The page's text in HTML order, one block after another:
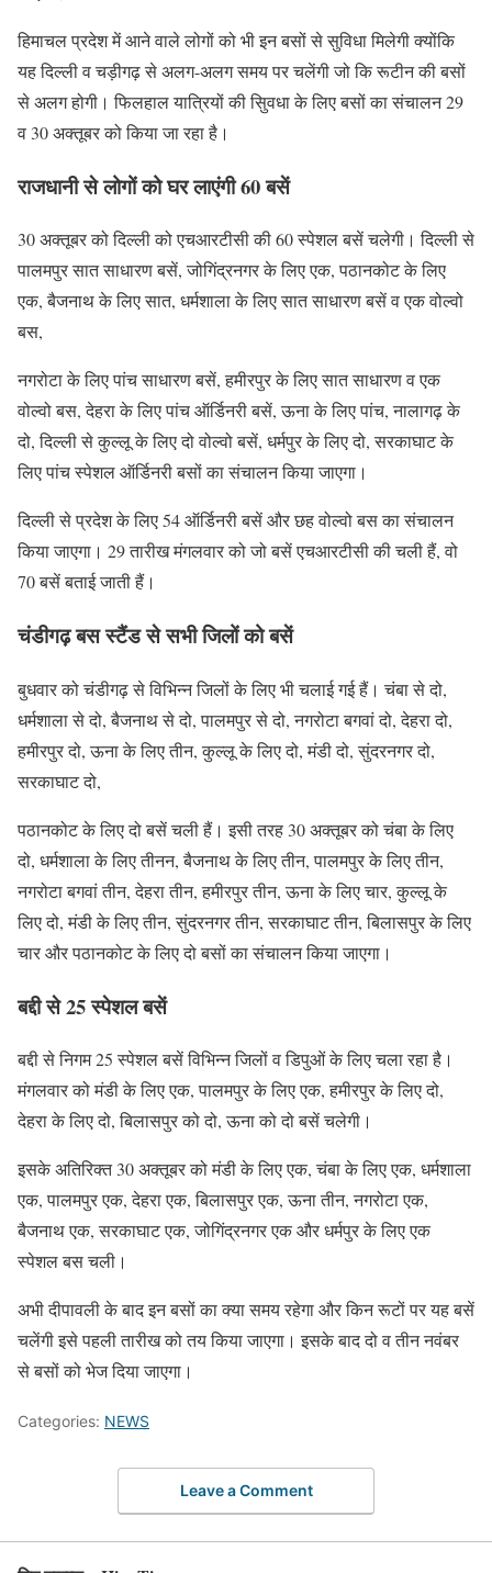
हिमाचल प्रदेश में आने वाले लोगों को भी इन बसों से सुविधा मिलेगी क्योंकि
यह दिल्ली व चड़ीगढ़ से अलग-अलग समय पर चलेंगी जो कि रूटीन की बसों
से अलग होगी। फिलहाल यात्रियों की सुिवधा के लिए बसों का संचालन 29
व 30 अक्तूबर को किया जा रहा है।
राजधानी से लोगों को घर लाएंगी 60 बसें
30 अक्तूबर को दिल्ली को एचआरटीसी की 60 स्पेशल बसें चलेगी। दिल्ली से
पालमपुर सात साधारण बसें, जोगिंद्रनगर के लिए एक, पठानकोट के लिए
एक, बैजनाथ के लिए सात, धर्मशाला के लिए सात साधारण बसें व एक वोल्वो
बस,
नगरोटा के लिए पांच साधारण बसें, हमीरपुर के लिए सात साधारण व एक
वोल्वो बस, देहरा के लिए पांच ऑर्डिनरी बसें, ऊना के लिए पांच, नालागढ़ के
दो, दिल्ली से कुल्लू के लिए दो वोल्वो बसें, धर्मपुर के लिए दो, सरकाघाट के
लिए पांच स्पेशल ऑर्डिनरी बसों का संचालन किया जाएगा।
दिल्ली से प्रदेश के लिए 54 ऑर्डिनरी बसें और छह वोल्वो बस का संचालन
किया जाएगा। 29 तारीख मंगलवार को जो बसें एचआरटीसी की चली हैं, वो
70 बसें बताई जाती हैं।
चंडीगढ़ बस स्टैंड से सभी जिलों को बसें
बुधवार को चंडीगढ़ से विभिन्न जिलों के लिए भी चलाई गई हैं। चंबा से दो,
धर्मशाला से दो, बैजनाथ से दो, पालमपुर से दो, नगरोटा बगवां दो, देहरा दो,
हमीरपुर दो, ऊना के लिए तीन, कुल्लू के लिए दो, मंडी दो, सुंदरनगर दो,
सरकाघाट दो,
पठानकोट के लिए दो बसें चली हैं। इसी तरह 30 अक्तूबर को चंबा के लिए
दो, धर्मशाला के लिए तीनन, बैजनाथ के लिए तीन, पालमपुर के लिए तीन,
नगरोटा बगवां तीन, देहरा तीन, हमीरपुर तीन, ऊना के लिए चार, कुल्लू के
लिए दो, मंडी के लिए तीन, सुंदरनगर तीन, सरकाघाट तीन, बिलासपुर के लिए
चार और पठानकोट के लिए दो बसों का संचालन किया जाएगा।
बद्दी से 25 स्पेशल बसें
बद्दी से निगम 25 स्पेशल बसें विभिन्न जिलों व डिपुओं के लिए चला रहा है।
मंगलवार को मंडी के लिए एक, पालमपुर के लिए एक, हमीरपुर के लिए दो,
देहरा के लिए दो, बिलासपुर को दो, ऊना को दो बसें चलेगी।
इसके अतिरिक्त 30 अक्तूबर को मंडी के लिए एक, चंबा के लिए एक, धर्मशाला
एक, पालमपुर एक, देहरा एक, बिलासपुर एक, ऊना तीन, नगरोटा एक,
बैजनाथ एक, सरकाघाट एक, जोगिंद्रनगर एक और धर्मपुर के लिए एक
स्पेशल बस चली।
अभी दीपावली के बाद इन बसों का क्या समय रहेगा और किन रूटों पर यह बसें
चलेंगी इसे पहली तारीख को तय किया जाएगा। इसके बाद दो व तीन नवंबर
से बसों को भेज दिया जाएगा।
Categories: NEWS
Leave a Comment